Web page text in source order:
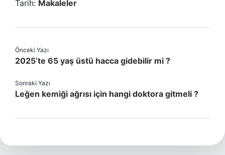
Tarih: Makaleler
Önceki Yazı
2025’te 65 yaş üstü hacca gidebilir mi ?
Sonraki Yazı
Leğen kemiği ağrısı için hangi doktora gitmeli ?